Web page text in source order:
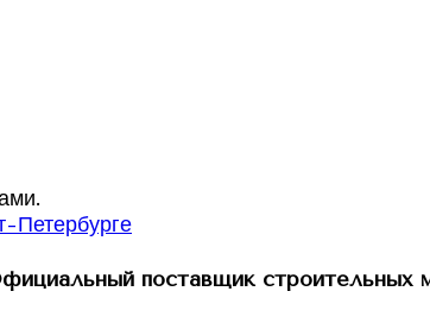
поставщик строительных